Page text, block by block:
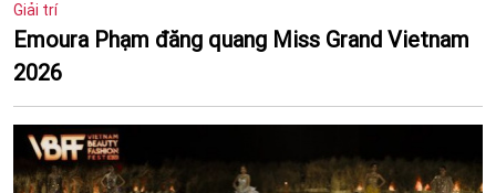
Giải trí
Emoura Phạm đăng quang Miss Grand Vietnam
2026